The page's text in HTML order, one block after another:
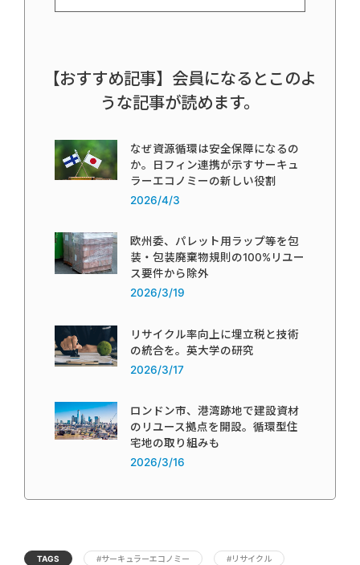
【おすすめ記事】会員になるとこのよ
うな記事が読めます。
なぜ資源循環は安全保障になるの
か。日フィン連携が示すサーキュ
ラーエコノミーの新しい役割
2026/4/3
欧州委、パレット用ラップ等を包
装・包装廃棄物規則の100%リユー
ス要件から除外
2026/3/19
リサイクル率向上に埋立税と技術
の統合を。英大学の研究
2026/3/17
ロンドン市、港湾跡地で建設資材
のリユース拠点を開設。循環型住
宅地の取り組みも
2026/3/16
TAGS #サーキュラーエコノミー #リサイクル